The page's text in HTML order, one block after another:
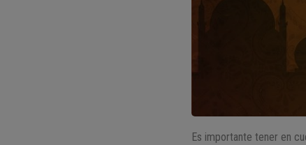
Es importante tener en